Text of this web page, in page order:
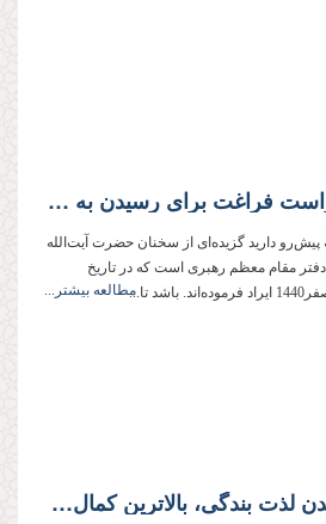
جلسه چهارم؛ درخواست فراغت برای رسیدن به غایت
پیش‌رو دارید گزیده‌ای از سخنان حضرت آیت‌الله
مقام معظم رهبری است كه در تاریخ
مطالعه بیشتر...
علامه مصباح: چشیدن لذت بندگی، بالاترین کمال‌هاست